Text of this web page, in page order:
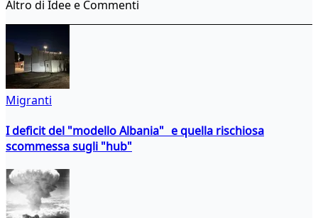
Altro di Idee e Commenti
Migranti
I deficit del "modello Albania" e quella rischiosa
scommessa sugli "hub"